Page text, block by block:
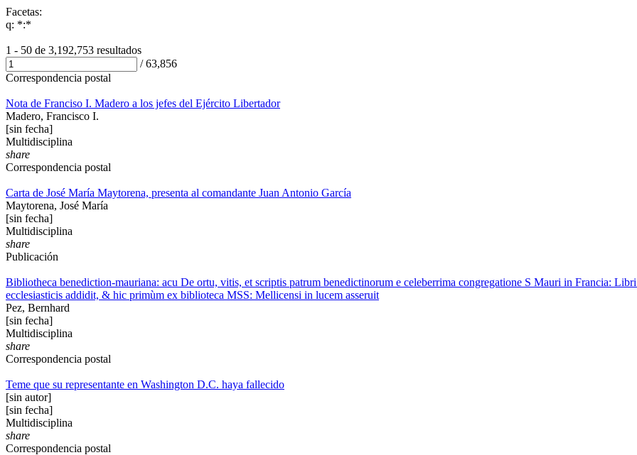
Facetas:
q: *:*
1 - 50 de 3,192,753 resultados
/63,856
Correspondencia postal
Nota de Franciso I. Madero a los jefes del Ejército Libertador
Madero, Francisco I.
[sin fecha]
Multidisciplina
share
Correspondencia postal
Carta de José María Maytorena, presenta al comandante Juan Antonio García
Maytorena, José María
[sin fecha]
Multidisciplina
share
Publicación
Bibliotheca benediction-mauriana: acu De ortu, vitis, et scriptis patrum benedictinorum e celeberrima congregatione S Mauri in Francia:
ecclesiasticis addidit, & hic primùm ex biblioteca MSS: Mellicensi in lucem asseruit
Pez, Bernhard
[sin fecha]
Multidisciplina
share
Correspondencia postal
Teme que su representante en Washington D.C. haya fallecido
[sin autor]
[sin fecha]
Multidisciplina
share
Correspondencia postal